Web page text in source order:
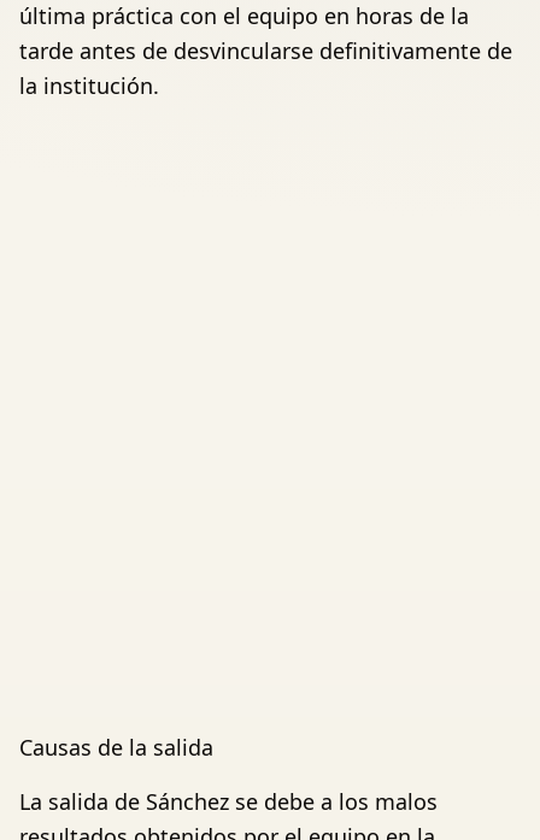
última práctica con el equipo en horas de la
tarde antes de desvincularse definitivamente de
la institución.
Causas de la salida
La salida de Sánchez se debe a los malos